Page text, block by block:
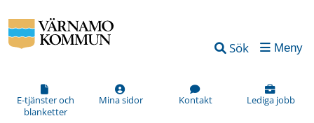
Sök Meny
E-tjänster och
blanketter
Mina sidor Kontakt Lediga jobb
Vad
kan
förbättra